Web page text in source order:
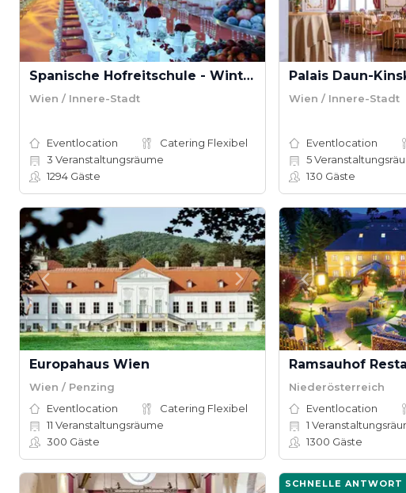
Spanische Hofreitschule - Winterreitschule
Wien / Innere-Stadt
Eventlocation
Catering Flexibel
3 Veranstaltungsräume
1294 Gäste
Palais Daun-
Wien / Innere-Stadt
Eventlocation
5
130 Gäste
Europahaus Wien
Wien / Penzing
Eventlocation
Catering Flexibel
11 Veranstaltungsräume
300 Gäste
Niederösterreich
Eventlocation
1
1300 Gäste
SCHNELLE ANTWORT